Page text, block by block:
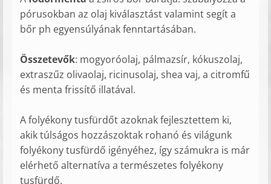
pórusokban az olaj kiválasztást valamint segít a
bőr ph egyensúlyának fenntartásában.
Összetevők: mogyoróolaj, pálmazsír, kókuszolaj,
extraszűz olivaolaj, ricinusolaj, shea vaj, a citromfű
és menta frissítő illatával.
A folyékony tusfürdőt azoknak fejlesztettem ki,
akik túlságos hozzászoktak rohanó és világunk
folyékony tusfürdő igényéhez, így számukra is már
elérhető alternatíva a természetes folyékony
tusfürdő.